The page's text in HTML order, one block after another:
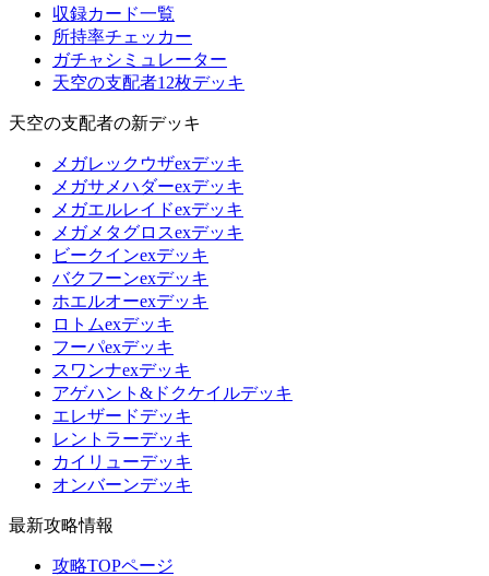
収録カード一覧
所持率チェッカー
ガチャシミュレーター
天空の支配者12枚デッキ
天空の支配者の新デッキ
メガレックウザexデッキ
メガサメハダーexデッキ
メガエルレイドexデッキ
メガメタグロスexデッキ
ビークインexデッキ
バクフーンexデッキ
ホエルオーexデッキ
ロトムexデッキ
フーパexデッキ
スワンナexデッキ
アゲハント&ドクケイルデッキ
エレザードデッキ
レントラーデッキ
カイリューデッキ
オンバーンデッキ
最新攻略情報
攻略TOPページ